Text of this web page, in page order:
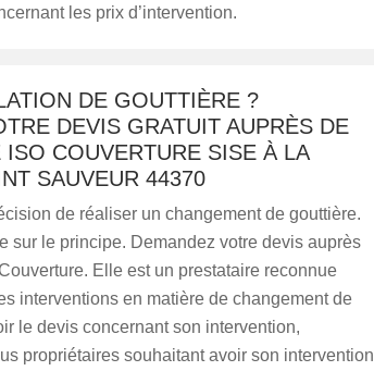
les prix d’intervention.
DE GOUTTIÈRE ?
DEVIS GRATUIT AUPRÈS DE
ISO COUVERTURE SISE À LA
SAUVEUR 44370
de réaliser un changement de gouttière.
sur le principe. Demandez votre devis auprès
Elle est un prestataire reconnue
interventions en matière de changement de
le devis concernant son intervention,
propriétaires souhaitant avoir son intervention